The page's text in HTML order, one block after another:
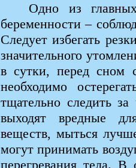
Одно из
беременности –
Следует избегать
значительного
в сутки, перед сном
необходимо
тщательно следить
выходят вредные
веществ, мыться
могут принимать
перегревания тела. В